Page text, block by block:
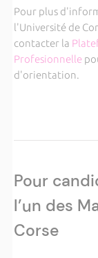
Pour plus
l'Université de
contacter la
Profesionnelle
d'orientation.
Pour
l’un des
Corse